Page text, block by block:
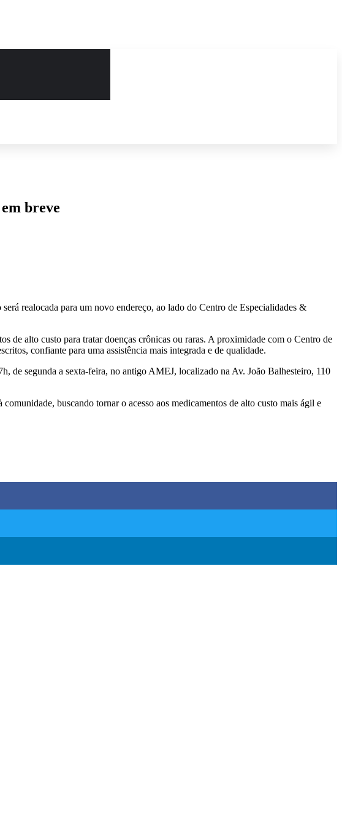
breve
realocada para um novo endereço, ao lado do Centro de Especialidades &
de alto custo para tratar doenças crônicas ou raras. A proximidade com o Centro de
confiante para uma assistência mais integrada e de qualidade.
de segunda a sexta-feira, no antigo AMEJ, localizado na Av. João Balhesteiro, 110
buscando tornar o acesso aos medicamentos de alto custo mais ágil e